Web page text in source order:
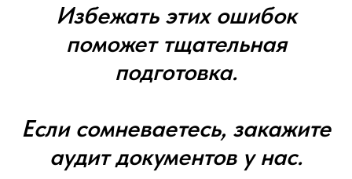
Избежать этих ошибок
поможет тщательная
подготовка.
Если сомневаетесь, закажите
аудит документов у нас.